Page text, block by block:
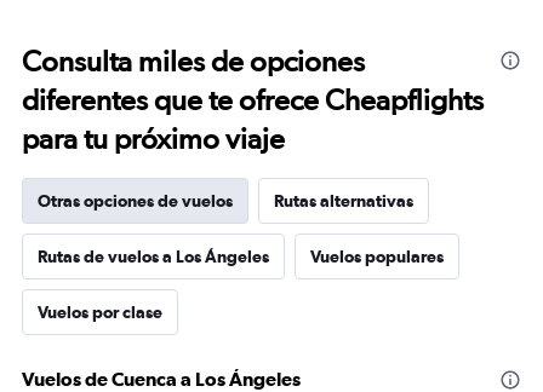
Consulta miles de opciones
diferentes que te ofrece Cheapflights
para tu próximo viaje
Otras opciones de vuelos Rutas alternativas
Rutas de vuelos a Los Ángeles Vuelos populares
Vuelos por clase
Vuelos de Cuenca a Los Ángeles